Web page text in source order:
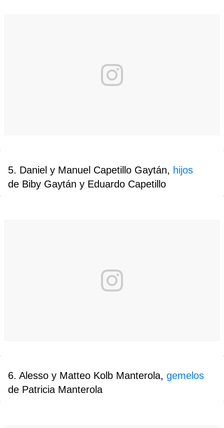
5. Daniel y Manuel Capetillo Gaytán, hijos
de Biby Gaytán y Eduardo Capetillo
6. Alesso y Matteo Kolb Manterola, gemelos
de Patricia Manterola